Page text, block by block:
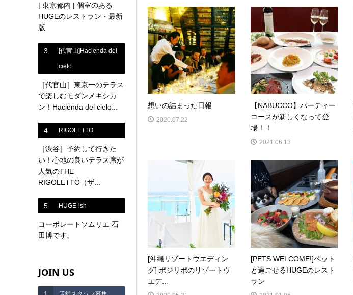
想いの詰まった日報
2020.07.22
【NABUCCO】パーティー
コースが新しくなって登
場！！
2021.06.13
[沖縄リゾートウエディン
グ] ポジリポのリゾートウ
エデ...
[PETS WELCOME!]ペット
と過ごせるHUGEのレスト
ラン
| 東京都内 | 個室のある
HUGEのレストラン・最新
版
3 [代官山]Hacienda del
cielo
［代官山］東京一のテラス
で楽しむモダンメキシカ
ン！Hacienda del cielo...
4 RIGOLETTO
［渋谷］予約して行きた
い！心地の良いテラス席が
人気のTHE
RIGOLETTO（ザ...
5 HUGE-ish
コーポレートソムリエ 石
田博です。
JOIN US